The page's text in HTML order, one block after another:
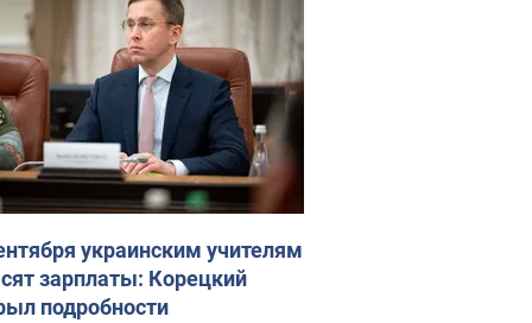
украинским учителям
зарплаты: Корецкий
подробности